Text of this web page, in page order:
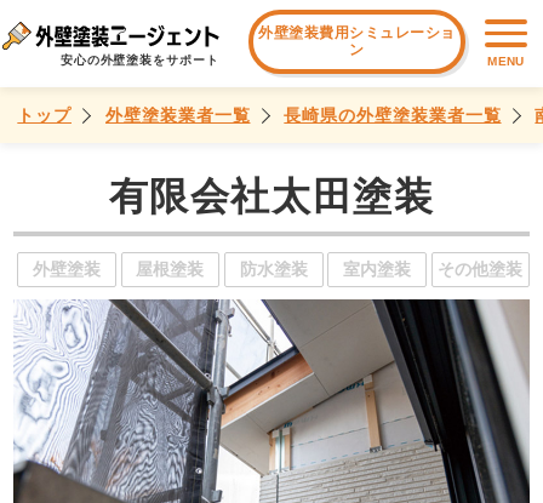
安心の外壁塗装をサポート
外壁塗装費用シミュレーショ
ン
MENU
トップ 外壁塗装業者一覧 長崎県の外壁塗装業者一覧
有限会社太田塗装
外壁塗装 屋根塗装 防水塗装 室内塗装 その他塗装